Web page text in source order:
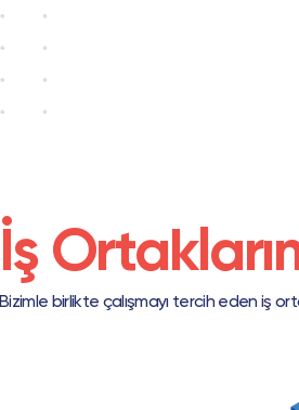
İş
Bizimle birlikte çalışmayı tercih eden iş